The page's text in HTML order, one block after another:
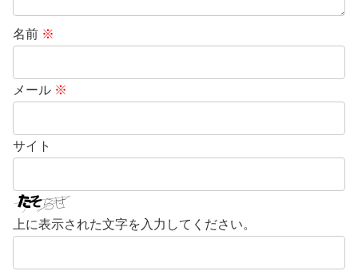
名前 ※
メール ※
サイト
上に表示された文字を入力してください。